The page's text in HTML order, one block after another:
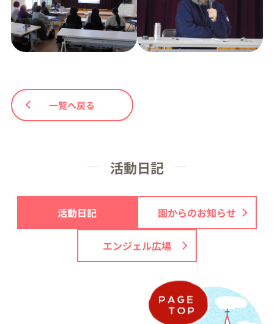
一覧へ戻る
活動日記
活動日記 園からのお知らせ
エンジェル広場